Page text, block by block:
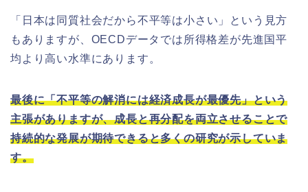
「日本は同質社会だから不平等は小さい」という見方
もありますが、OECDデータでは所得格差が先進国平
均より高い水準にあります。
最後に「不平等の解消には経済成長が最優先」という
主張がありますが、成長と再分配を両立させることで
持続的な発展が期待できると多くの研究が示していま
す。